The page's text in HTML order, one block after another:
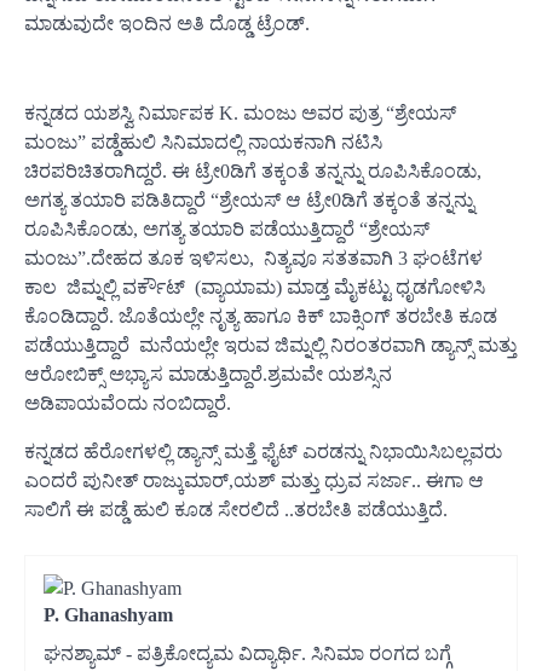
ಮಾಡುವುದೇ ಇಂದಿನ ಅತಿ ದೊಡ್ಡ ಟ್ರೆಂಡ್.
ಕನ್ನಡದ ಯಶಸ್ವಿ ನಿರ್ಮಾಪಕ K. ಮಂಜು ಅವರ ಪುತ್ರ “ಶ್ರೇಯಸ್
ಮಂಜು” ಪಡ್ಡೆಹುಲಿ ಸಿನಿಮಾದಲ್ಲಿ ನಾಯಕನಾಗಿ ನಟಿಸಿ
ಚಿರಪರಿಚಿತರಾಗಿದ್ದರೆ. ಈ ಟ್ರೇ0ಡಿಗೆ ತಕ್ಕಂತೆ ತನ್ನನ್ನು ರೂಪಿಸಿಕೊಂಡು,
ಅಗತ್ಯ ತಯಾರಿ ಪಡಿತಿದ್ದಾರೆ “ಶ್ರೇಯಸ್ ಆ ಟ್ರೇ0ಡಿಗೆ ತಕ್ಕಂತೆ ತನ್ನನ್ನು
ರೂಪಿಸಿಕೊಂಡು, ಅಗತ್ಯ ತಯಾರಿ ಪಡೆಯುತ್ತಿದ್ದಾರೆ “ಶ್ರೇಯಸ್
ಮಂಜು”.ದೇಹದ ತೂಕ ಇಳಿಸಲು, ನಿತ್ಯವೂ ಸತತವಾಗಿ 3 ಘಂಟೆಗಳ
ಕಾಲ ಜಿಮ್ನಲ್ಲಿ ವರ್ಕೌಟ್ (ವ್ಯಾಯಾಮ) ಮಾಡ್ತ ಮೈಕಟ್ಟು ಧೃಡಗೋಳಿಸಿ
ಕೊಂಡಿದ್ದಾರೆ. ಜೊತೆಯಲ್ಲೇ ನೃತ್ಯ ಹಾಗೂ ಕಿಕ್ ಬಾಕ್ಸಿಂಗ್ ತರಬೇತಿ ಕೂಡ
ಪಡೆಯುತ್ತಿದ್ದಾರೆ ಮನೆಯಲ್ಲೇ ಇರುವ ಜಿಮ್ನಲ್ಲಿ ನಿರಂತರವಾಗಿ ಡ್ಯಾನ್ಸ್ ಮತ್ತು
ಆರೋಬಿಕ್ಸ್ ಅಭ್ಯಾಸ ಮಾಡುತ್ತಿದ್ದಾರೆ.ಶ್ರಮವೇ ಯಶಸ್ಸಿನ
ಅಡಿಪಾಯವೆಂದು ನಂಬಿದ್ದಾರೆ.
ಕನ್ನಡದ ಹೆರೋಗಳಲ್ಲಿ ಡ್ಯಾನ್ಸ್ ಮತ್ತೆ ಫೈಟ್ ಎರಡನ್ನು ನಿಭಾಯಿಸಿಬಲ್ಲವರು
ಎಂದರೆ ಪುನೀತ್ ರಾಜ್ಕುಮಾರ್,ಯಶ್ ಮತ್ತು ಧ್ರುವ ಸರ್ಜಾ.. ಈಗಾ ಆ
ಸಾಲಿಗೆ ಈ ಪಡ್ಡೆ ಹುಲಿ ಕೂಡ ಸೇರಲಿದೆ ..ತರಬೇತಿ ಪಡೆಯುತ್ತಿದೆ.
P. Ghanashyam
ಘನಶ್ಯಾಮ್ - ಪತ್ರಿಕೋದ್ಯಮ ವಿದ್ಯಾರ್ಥಿ. ಸಿನಿಮಾ ರಂಗದ ಬಗ್ಗೆ